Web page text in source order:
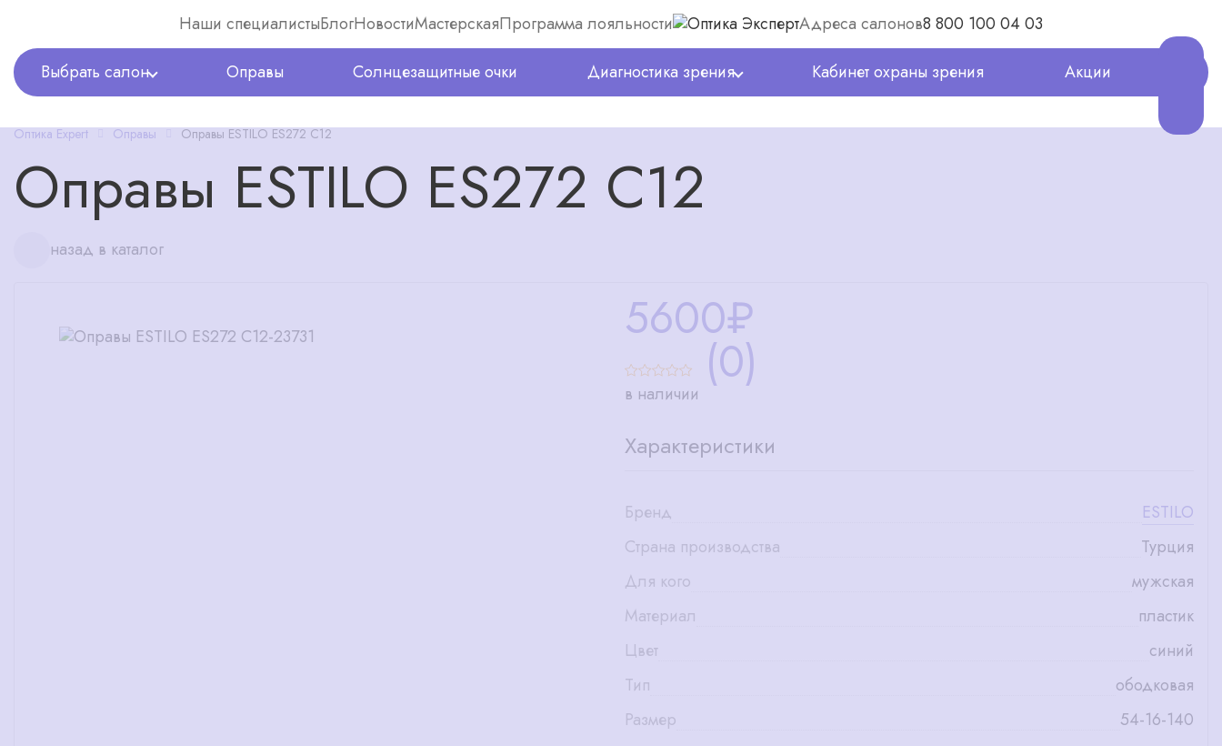
Наши специалистыБлогНовостиМастерскаяПрограмма лояльности Адреса салонов8 800 100 04 03
Выбрать салон Оправы Солнцезащитные очки Диагностика зрения Кабинет охраны зрения Акции
Оптика Expert Оправы Оправы ESTILO ES272 C12
Оправы ESTILO ES272 C12
назад в каталог
5600₽
(0)
в наличии
Характеристики
Бренд
ESTILO
Страна производства
Турция
Для кого
мужская
Материал
пластик
Цвет
синий
Тип
ободковая
Размер
54-16-140